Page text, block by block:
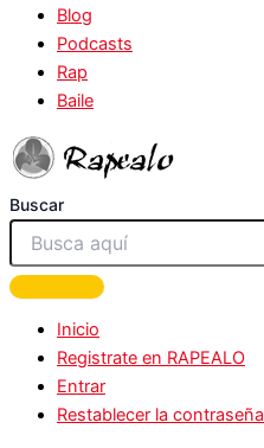
Blog
Podcasts
Rap
Baile
Buscar
Inicio
Registrate en RAPEALO
Entrar
Restablecer la contraseña